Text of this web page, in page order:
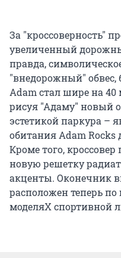
За "кроссоверность"
увеличенный
правда,
"внедорожный" обвес,
Adam стал шире на
рисуя "Адаму" новый
эстетикой паркура –
обитания Adam Rocks
Кроме того,
новую решетку
акценты. Оконечник
расположен теперь
моделяХ спортивной